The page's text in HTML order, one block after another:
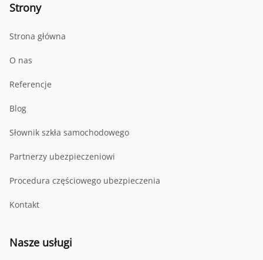
Strony
Strona główna
O nas
Referencje
Blog
Słownik szkła samochodowego
Partnerzy ubezpieczeniowi
Procedura częściowego ubezpieczenia
Kontakt
Nasze usługi